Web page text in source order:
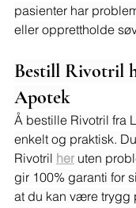
pasienter har
eller opprettholde
Bestill Rivotril
Apotek
Å bestille Rivotril fra
enkelt og praktisk.
Rivotril her uten
gir 100% garanti for
at du kan være trygg